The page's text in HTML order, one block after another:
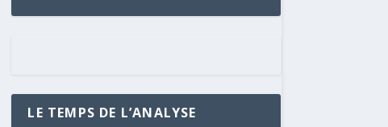
LE TEMPS DE L’ANALYSE